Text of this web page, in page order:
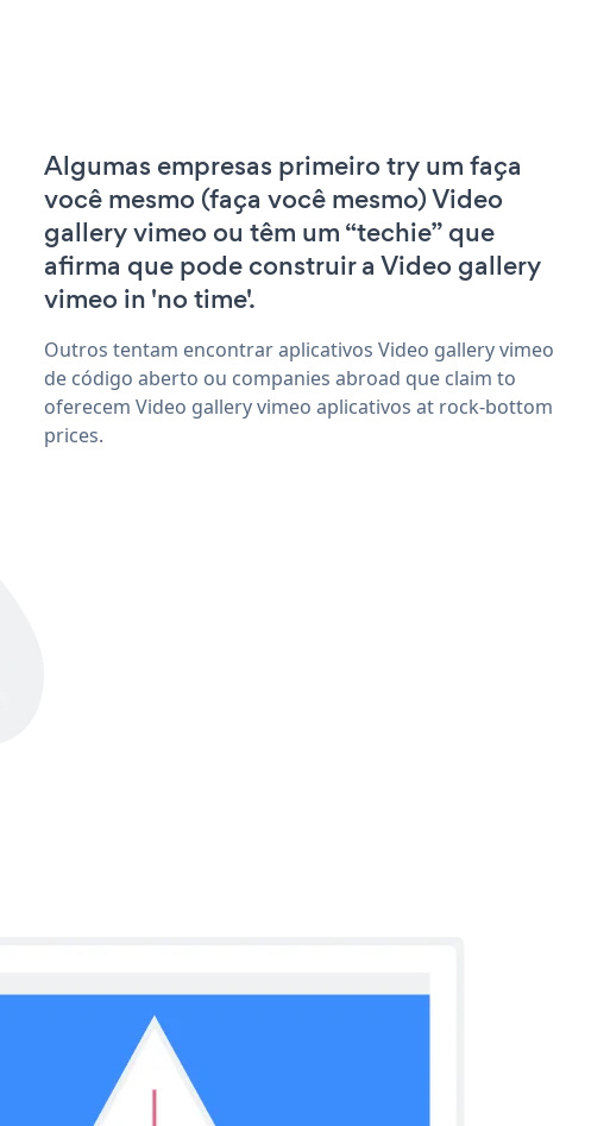
Algumas empresas primeiro try um faça
você mesmo (faça você mesmo) Video
gallery vimeo ou têm um “techie” que
afirma que pode construir a Video gallery
vimeo in 'no time'.
Outros tentam encontrar aplicativos Video gallery vimeo
de código aberto ou companies abroad que claim to
oferecem Video gallery vimeo aplicativos at rock-bottom
prices.